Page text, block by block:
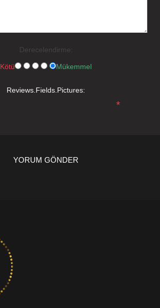
Derecelendirme:
Kötü Mükemmel
Reviews.Fields.Pictures:
*
YORUM GÖNDER